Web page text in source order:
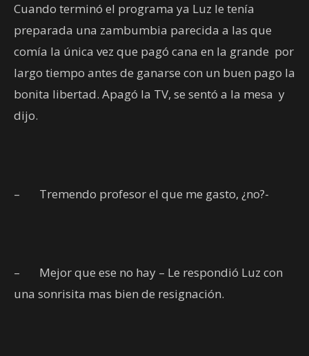
Cuando terminó el programa ya Luz le tenía
preparada una zambumbia parecida a las que
comía la única vez que pagó cana en la grande por
largo tiempo antes de ganarse con un buen pago la
bonita libertad. Apagó la TV, se sentó a la mesa y
dijo.
– Tremendo profesor el que me gasto, ¿no?-
–
Mejor que ese no hay – Le respondió Luz con
una sonrisita mas bien de resignación.